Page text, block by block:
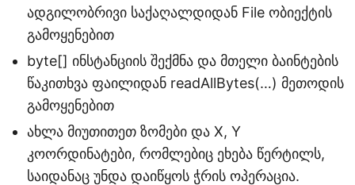
ადგილობრივი საქაღალდიდან File ობიექტის
გამოყენებით
byte[] ინსტანციის შექმნა და მთელი ბაინტების
წაკითხვა ფაილიდან readAllBytes(…) მეთოდის
გამოყენებით
ახლა მიუთითეთ ზომები და X, Y
კოორდინატები, რომლებიც ეხება წერტილს,
საიდანაც უნდა დაიწყოს ჭრის ოპერაცია.